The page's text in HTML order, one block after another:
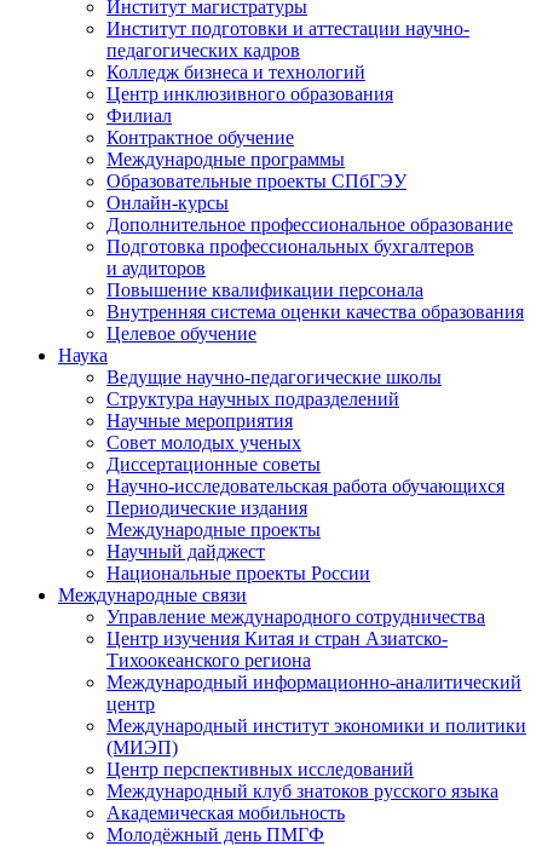
Институт магистратуры
Институт подготовки и аттестации научно-
педагогических кадров
Колледж бизнеса и технологий
Центр инклюзивного образования
Филиал
Контрактное обучение
Международные программы
Образовательные проекты СПбГЭУ
Онлайн-курсы
Дополнительное профессиональное образование
Подготовка профессиональных бухгалтеров
и аудиторов
Повышение квалификации персонала
Внутренняя система оценки качества образования
Целевое обучение
Наука
Ведущие научно-педагогические школы
Структура научных подразделений
Научные мероприятия
Совет молодых ученых
Диссертационные советы
Научно-исследовательская работа обучающихся
Периодические издания
Международные проекты
Научный дайджест
Национальные проекты России
Международные связи
Управление международного сотрудничества
Центр изучения Китая и стран Азиатско-
Тихоокеанского региона
Международный информационно-аналитический
центр
Международный институт экономики и политики
(МИЭП)
Центр перспективных исследований
Международный клуб знатоков русского языка
Академическая мобильность
Молодёжный день ПМГФ